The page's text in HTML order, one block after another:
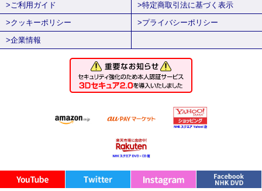
>ご利用ガイド
>特定商取引法に基づく表示
>クッキーポリシー
>プライバシーポリシー
>企業情報